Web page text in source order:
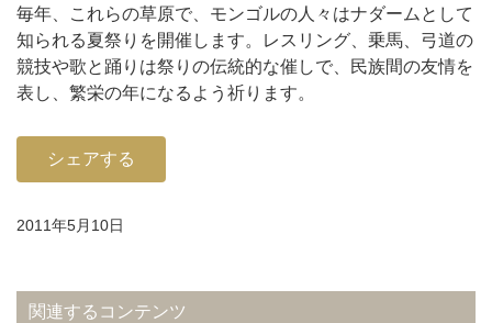
毎年、これらの草原で、モンゴルの人々はナダームとして
知られる夏祭りを開催します。レスリング、乗馬、弓道の
競技や歌と踊りは祭りの伝統的な催しで、民族間の友情を
表し、繁栄の年になるよう祈ります。
シェアする
2011年5月10日
関連するコンテンツ